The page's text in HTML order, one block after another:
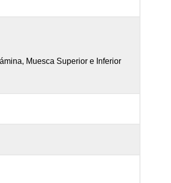
Muesca Superior e Inferior